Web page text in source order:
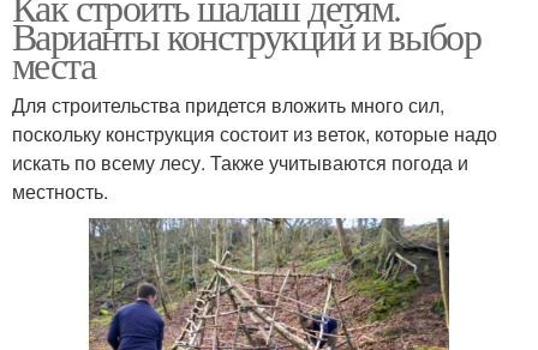
Варианты конструкций и выбор
места
Для строительства придется вложить много сил,
поскольку конструкция состоит из веток, которые надо
искать по всему лесу. Также учитываются погода и
местность.